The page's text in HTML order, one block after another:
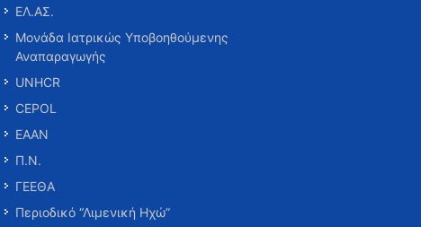
ΕΛ.ΑΣ.
Μονάδα Ιατρικώς Υποβοηθούμενης
Αναπαραγωγής
UNHCR
CEPOL
ΕΑΑΝ
Π.Ν.
ΓΕΕΘΑ
Περιοδικό “Λιμενική Ηχώ”